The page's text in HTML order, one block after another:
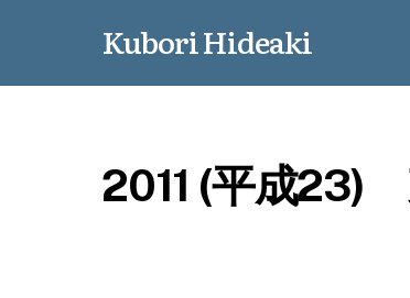
Kubori Hideaki
2011 (平成23)